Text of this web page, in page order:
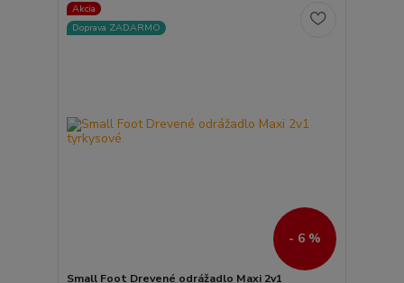
Akcia
Doprava ZADARMO
- 6 %
Small Foot Drevené odrážadlo Maxi 2v1